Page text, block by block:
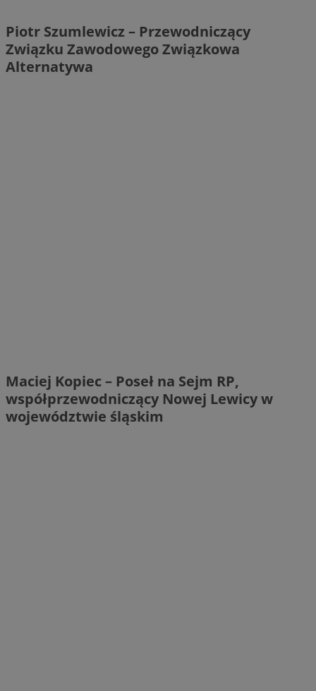
Piotr Szumlewicz – Przewodniczący
Związku Zawodowego Związkowa
Alternatywa
Maciej Kopiec – Poseł na Sejm RP,
współprzewodniczący Nowej Lewicy w
województwie śląskim